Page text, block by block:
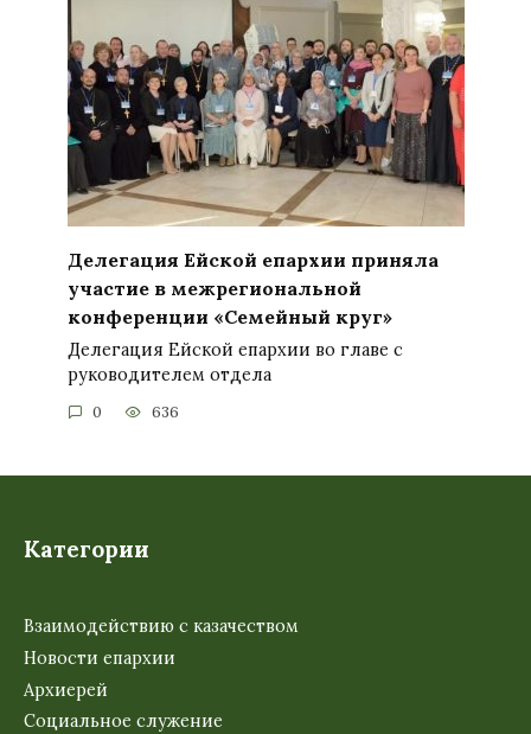
Делегация Ейской епархии приняла
участие в межрегиональной
конференции «Семейный круг»
Делегация Ейской епархии во главе с
руководителем отдела
0 636
Категории
Взаимодействию с казачеством
Новости епархии
Архиерей
Социальное служение